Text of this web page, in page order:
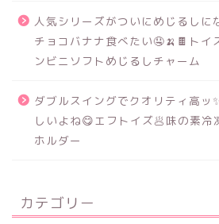
人気シリーズがついにめじるしに
チョコバナナ食べたい🤤🍌🍫トイ
ンビニソフトめじるしチャーム
ダブルスイングでクオリティ高ッ
しいよね😋エフトイズ🥟味の素冷
ホルダー
カテゴリー